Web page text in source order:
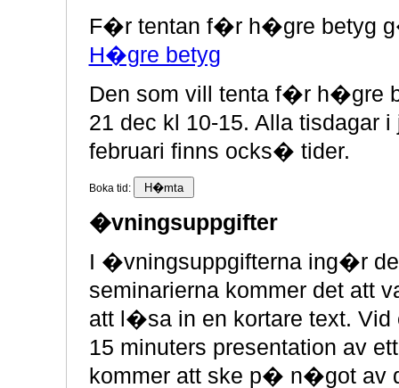
F�r tentan f�r h�gre betyg
H�gre betyg
Den som vill tenta f�r h�gre
21 dec kl 10-15. Alla tisdagar
februari finns ocks� tider.
Boka tid:
�vningsuppgifter
I �vningsuppgifterna ing�r
seminarierna kommer det att
att l�sa in en kortare text.
15 minuters presentation av
kommer att ske p� n�got av